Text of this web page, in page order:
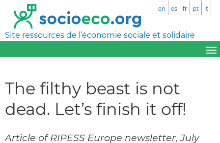
Site ressources de l’économie sociale et solidaire
en es fr pt it
The filthy beast is not
dead. Let’s finish it off!
Article of RIPESS Europe newsletter, July